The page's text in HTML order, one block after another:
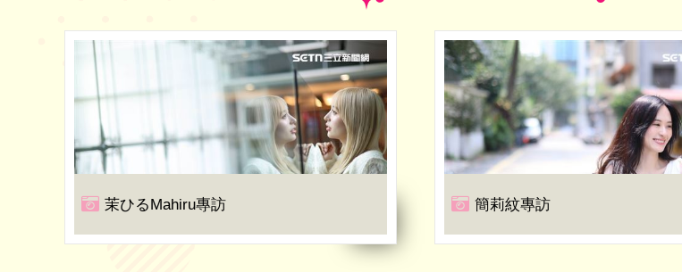
茉ひるMahiru專訪 簡莉紋專訪